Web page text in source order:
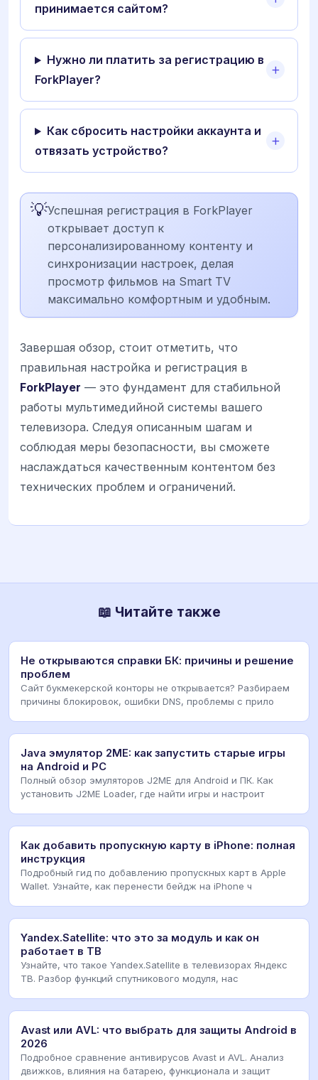
принимается сайтом?
Нужно ли платить за регистрацию в
ForkPlayer?
Как сбросить настройки аккаунта и
отвязать устройство?
💡Успешная регистрация в ForkPlayer
открывает доступ к
персонализированному контенту и
синхронизации настроек, делая
просмотр фильмов на Smart TV
максимально комфортным и удобным.
Завершая обзор, стоит отметить, что
правильная настройка и регистрация в
ForkPlayer — это фундамент для стабильной
работы мультимедийной системы вашего
телевизора. Следуя описанным шагам и
соблюдая меры безопасности, вы сможете
наслаждаться качественным контентом без
технических проблем и ограничений.
📖 Читайте также
Не открываются справки БК: причины и решение
проблем
Сайт букмекерской конторы не открывается? Разбираем
причины блокировок, ошибки DNS, проблемы с прило
Java эмулятор 2ME: как запустить старые игры
на Android и PC
Полный обзор эмуляторов J2ME для Android и ПК. Как
установить J2ME Loader, где найти игры и настроит
Как добавить пропускную карту в iPhone: полная
инструкция
Подробный гид по добавлению пропускных карт в Apple
Wallet. Узнайте, как перенести бейдж на iPhone ч
Yandex.Satellite: что это за модуль и как он
работает в ТВ
Узнайте, что такое Yandex.Satellite в телевизорах Яндекс
ТВ. Разбор функций спутникового модуля, нас
Avast или AVL: что выбрать для защиты Android в
2026
Подробное сравнение антивирусов Avast и AVL. Анализ
движков, влияния на батарею, функционала и защит